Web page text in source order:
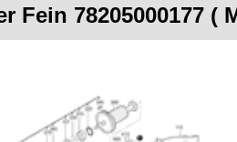
Fein 78205000177 (